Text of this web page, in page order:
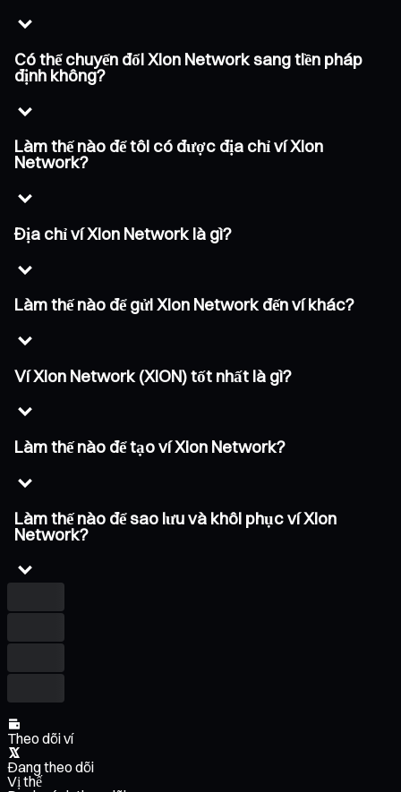
Có thể chuyển đổi Xion Network sang tiền pháp
định không?
Làm thế nào để tôi có được địa chỉ ví Xion
Network?
Địa chỉ ví Xion Network là gì?
Làm thế nào để gửi Xion Network đến ví khác?
Ví Xion Network (XION) tốt nhất là gì?
Làm thế nào để tạo ví Xion Network?
Làm thế nào để sao lưu và khôi phục ví Xion
Network?
Theo dõi ví
Đang theo dõi
Vị thế